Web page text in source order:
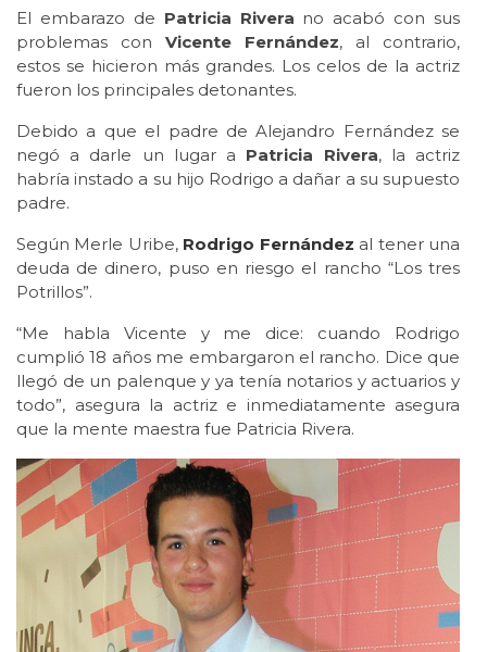
El embarazo de Patricia Rivera no acabó con sus
problemas con Vicente Fernández, al contrario,
estos se hicieron más grandes. Los celos de la actriz
fueron los principales detonantes.
Debido a que el padre de Alejandro Fernández se
negó a darle un lugar a Patricia Rivera, la actriz
habría instado a su hijo Rodrigo a dañar a su supuesto
padre.
Según Merle Uribe, Rodrigo Fernández al tener una
deuda de dinero, puso en riesgo el rancho “Los tres
Potrillos”.
“Me habla Vicente y me dice: cuando Rodrigo
cumplió 18 años me embargaron el rancho. Dice que
llegó de un palenque y ya tenía notarios y actuarios y
todo”, asegura la actriz e inmediatamente asegura
que la mente maestra fue Patricia Rivera.